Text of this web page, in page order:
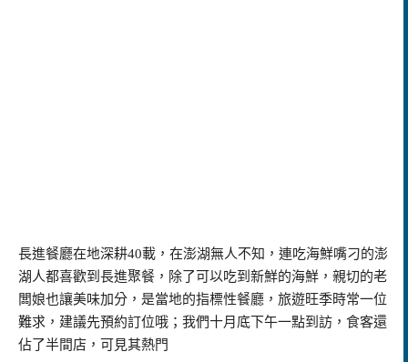
長進餐廳在地深耕40載，在澎湖無人不知，連吃海鮮嘴刁的澎
湖人都喜歡到長進聚餐，除了可以吃到新鮮的海鮮，親切的老
闆娘也讓美味加分，是當地的指標性餐廳，旅遊旺季時常一位
難求，建議先預約訂位哦；我們十月底下午一點到訪，食客還
佔了半間店，可見其熱門